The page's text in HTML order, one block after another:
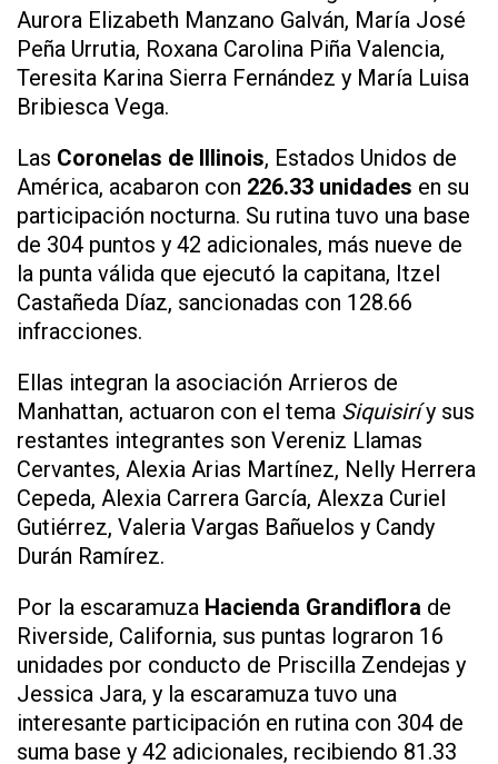
Aurora Elizabeth Manzano Galván, María José
Peña Urrutia, Roxana Carolina Piña Valencia,
Teresita Karina Sierra Fernández y María Luisa
Bribiesca Vega.
Las Coronelas de Illinois, Estados Unidos de
América, acabaron con 226.33 unidades en su
participación nocturna. Su rutina tuvo una base
de 304 puntos y 42 adicionales, más nueve de
la punta válida que ejecutó la capitana, Itzel
Castañeda Díaz, sancionadas con 128.66
infracciones.
Ellas integran la asociación Arrieros de
Manhattan, actuaron con el tema Siquisiríy sus
restantes integrantes son Vereniz Llamas
Cervantes, Alexia Arias Martínez, Nelly Herrera
Cepeda, Alexia Carrera García, Alexza Curiel
Gutiérrez, Valeria Vargas Bañuelos y Candy
Durán Ramírez.
Por la escaramuza Hacienda Grandiflora de
Riverside, California, sus puntas lograron 16
unidades por conducto de Priscilla Zendejas y
Jessica Jara, y la escaramuza tuvo una
interesante participación en rutina con 304 de
suma base y 42 adicionales, recibiendo 81.33